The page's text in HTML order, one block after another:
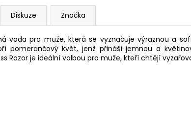
Diskuze Značka
voda pro muže, která se vyznačuje výraznou a
pomerančový květ, jenž přináší jemnou a
Razor je ideální volbou pro muže, kteří chtějí